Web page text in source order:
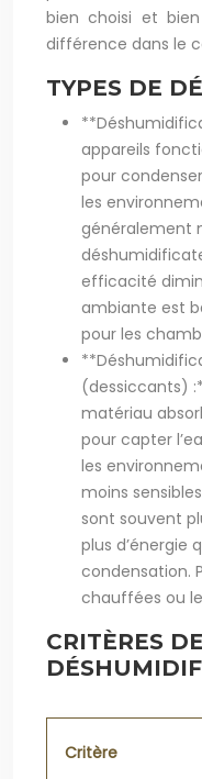
bien choisi et
différence dans le
TYPES DE
appareils
pour
les
généralement
efficacité
ambiante est
pour les
(dessiccants)
matériau
pour capter
les
moins
sont souvent
plus d’énergie
condensation.
chauffées ou
CRITÈRES
Critère